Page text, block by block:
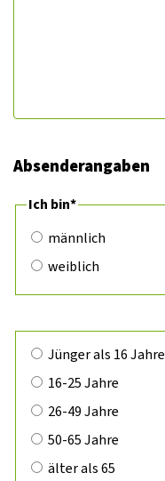
Absenderangaben
Pflichtfeld
Ich bin*
männlich
weiblich
Jünger als 16 Jahre
16-25 Jahre
26-49 Jahre
50-65 Jahre
älter als 65